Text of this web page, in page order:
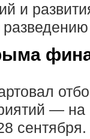
и
—
сентября.